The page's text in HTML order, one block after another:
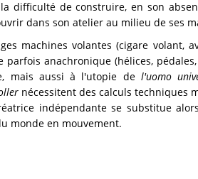
difficulté de construire, en son
dans son atelier au milieu de ses
machines volantes (cigare volant,
anachronique (hélices,
mais aussi à l'utopie de l'uomo
nécessitent des calculs techniques
indépendante se substitue
monde en mouvement.